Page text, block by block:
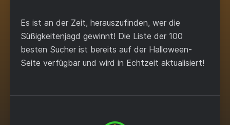
Es ist an der Zeit, herauszufinden, wer die
Süßigkeitenjagd gewinnt! Die Liste der 100
besten Sucher ist bereits auf der Halloween-
Seite verfügbar und wird in Echtzeit aktualisiert!